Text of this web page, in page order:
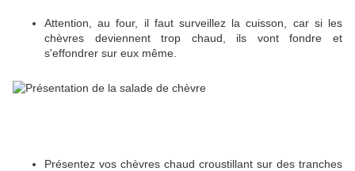
Attention, au four, il faut surveillez la cuisson, car si les
chèvres deviennent trop chaud, ils vont fondre et
s'effondrer sur eux même.
Présentez vos chèvres chaud croustillant sur des tranches